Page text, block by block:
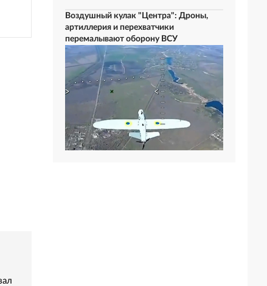
Воздушный кулак "Центра": Дроны,
артиллерия и перехватчики
перемалывают оборону ВСУ